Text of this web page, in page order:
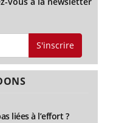
S'inscrire
liées à l’effort ?